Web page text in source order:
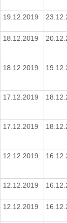
19.12.2019
18.12.2019
18.12.2019
17.12.2019
17.12.2019
12.12.2019
12.12.2019
12.12.2019